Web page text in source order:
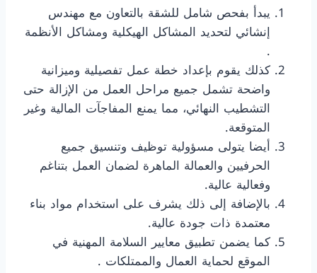
يبدأ بفحص شامل للشقة بالتعاون مع مهندس
إنشائي لتحديد المشاكل الهيكلية ومشاكل الأنظمة
.
​كذلك يقوم بإعداد خطة عمل تفصيلية وميزانية
واضحة تشمل جميع مراحل العمل من الإزالة حتى
التشطيب النهائي، مما يمنع المفاجآت المالية وغير
المتوقعة.
​أيضا يتولى مسؤولية توظيف وتنسيق جميع
الحرفيين والعمالة الماهرة لضمان العمل بتناغم
وفعالية عالية.
​بالإضافة إلى ذلك يشرف على استخدام مواد بناء
معتمدة ذات جودة عالية.
كما يضمن تطبيق معايير السلامة المهنية في
الموقع لحماية العمال والممتلكات .